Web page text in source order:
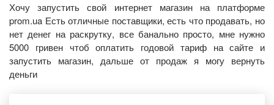
Хочу запустить свой интернет магазин на платформе
prom.ua Есть отличные поставщики, есть что продавать, но
нет денег на раскрутку, все банально просто, мне нужно
5000 гривен чтоб оплатить годовой тариф на сайте и
запустить магазин, дальше от продаж я могу вернуть
деньги